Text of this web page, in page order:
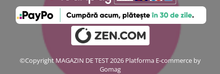
©Copyright MAGAZIN DE TEST 2026 Platforma E-commerce by
Gomag